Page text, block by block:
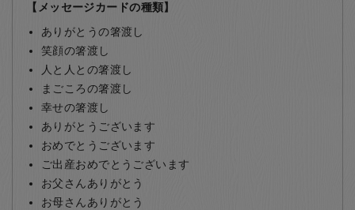
【メッセージカードの種類】
ありがとうの箸渡し
笑顔の箸渡し
人と人との箸渡し
まごころの箸渡し
幸せの箸渡し
ありがとうございます
おめでとうございます
ご出産おめでとうございます
お父さんありがとう
お母さんありがとう